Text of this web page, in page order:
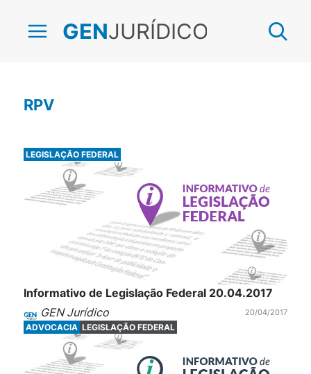
GENJURÍDICO
RPV
LEGISLAÇÃO FEDERAL
Informativo de Legislação Federal 20.04.2017
GEN Jurídico
20/04/2017
ADVOCACIA LEGISLAÇÃO FEDERAL